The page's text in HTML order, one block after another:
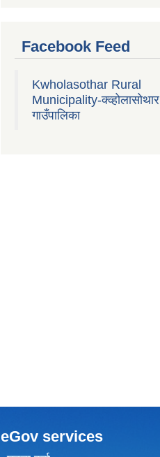
Facebook Feed
Kwholasothar Rural
Municipality-क्व्होलासोथार
गाउँपालिका
eGov services